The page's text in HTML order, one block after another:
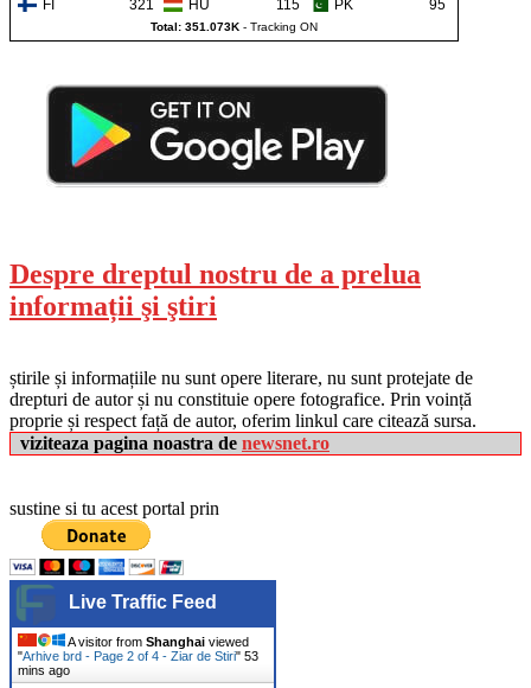
FI 321 HU 115 PK 95
Total: 351.073K - Tracking ON
Despre dreptul nostru de a prelua
informații şi ştiri
știrile și informațiile nu sunt opere literare, nu sunt protejate de
drepturi de autor și nu constituie opere fotografice. Prin voință
proprie și respect față de autor, oferim linkul care citează sursa.
viziteaza pagina noastra de newsnet.ro
sustine si tu acest portal prin
Live Traffic Feed
A visitor from Shanghai viewed
"Arhive brd - Page 2 of 4 - Ziar de Stiri" 53
mins ago